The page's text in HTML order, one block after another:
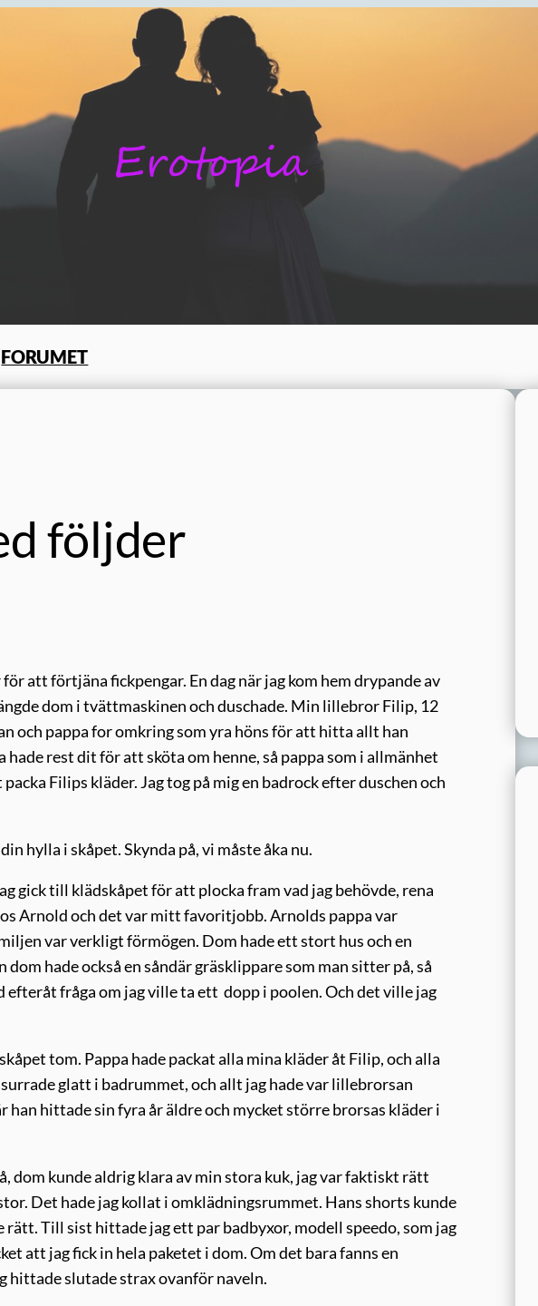
FORUMET
följder
att förtjäna fickpengar. En dag när jag kom hem drypande av
dom i tvättmaskinen och duschade. Min lillebror Filip, 12
och pappa for omkring som yra höns för att hitta allt han
rest dit för att sköta om henne, så pappa som i allmänhet
Filips kläder. Jag tog på mig en badrock efter duschen och
hylla i skåpet. Skynda på, vi måste åka nu.
gick till klädskåpet för att plocka fram vad jag behövde, rena
Arnold och det var mitt favoritjobb. Arnolds pappa var
var verkligt förmögen. Dom hade ett stort hus och en
hade också en såndär gräsklippare som man sitter på, så
fråga om jag ville ta ett dopp i poolen. Och det ville jag
tom. Pappa hade packat alla mina kläder åt Filip, och alla
glatt i badrummet, och allt jag hade var lillebrorsan
han hittade sin fyra år äldre och mycket större brorsas kläder i
dom kunde aldrig klara av min stora kuk, jag var faktiskt rätt
Det hade jag kollat i omklädningsrummet. Hans shorts kunde
Till sist hittade jag ett par badbyxor, modell speedo, som jag
att jag fick in hela paketet i dom. Om det bara fanns en
slutade strax ovanför naveln.